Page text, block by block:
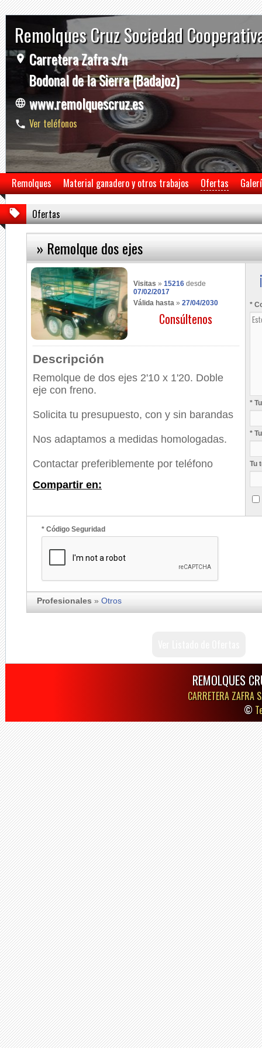
Remolques Cruz Sociedad
Carretera Zafra s/n
Bodonal de la Sierra (Badajoz)
www.remolquescruz.es
Ver teléfonos
Remolques Material ganadero y otros trabajos Ofertas
Ofertas
» Remolque dos ejes
Visitas » 15216 desde
07/02/2017
Válida hasta » 27/04/2030
Consúltenos
Descripción
Remolque de dos ejes 2'10 x 1'20. Doble
eje con freno.
Solicita tu presupuesto, con y sin barandas
Nos adaptamos a medidas homologadas.
Contactar preferiblemente por teléfono
Compartir en:
*
*
*
Tu
* Código Seguridad
Profesionales » Otros
REMOLQUES
CARRETERA
©